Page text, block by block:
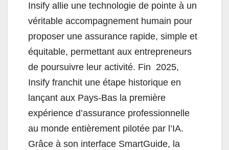
Insify allie une technologie de pointe à un
véritable accompagnement humain pour
proposer une assurance rapide, simple et
équitable, permettant aux entrepreneurs
de poursuivre leur activité. Fin 2025,
Insify franchit une étape historique en
lançant aux Pays-Bas la première
expérience d’assurance professionnelle
au monde entièrement pilotée par l’IA.
Grâce à son interface SmartGuide, la